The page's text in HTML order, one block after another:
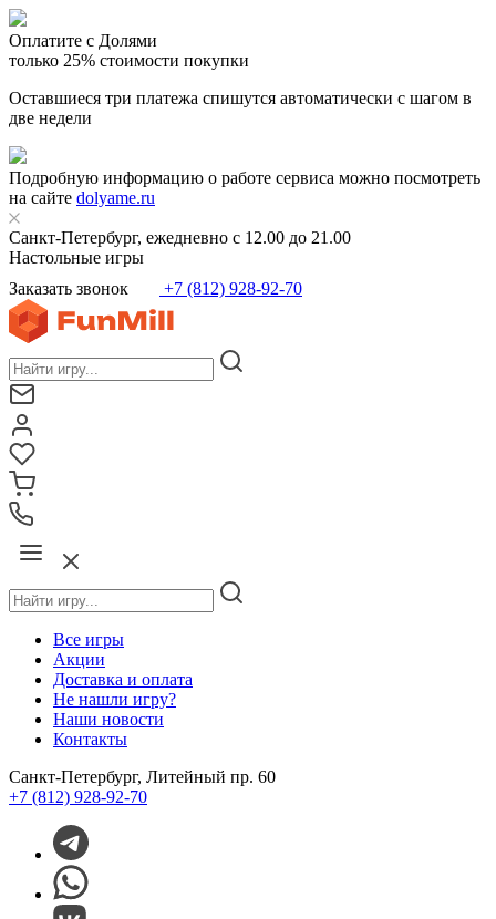
Оплатите с Долями
только 25% стоимости покупки
Оставшиеся три платежа спишутся автоматически с шагом в
две недели
Подробную информацию о работе сервиса можно посмотреть
на сайте dolyame.ru
Санкт-Петербург, ежедневно с 12.00 до 21.00
Настольные игры
Заказать звонок
+7 (812) 928-92-70
Все игры
Акции
Доставка и оплата
Не нашли игру?
Наши новости
Контакты
Санкт-Петербург, Литейный пр. 60
+7 (812) 928-92-70